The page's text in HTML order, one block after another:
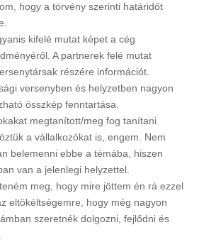
hogy a törvény szerinti határidőt
kifelé mutat képet a cég
A partnerek felé mutat
részére információt.
versenyben és helyzetben nagyon
összkép fenntartása.
megtanított/meg fog tanítani
a vállalkozókat is, engem. Nem
belemenni ebbe a témába, hiszen
van a jelenlegi helyzettel.
meg, hogy mire jöttem én rá ezzel
eltökéltségemre, hogy még nagyon
szeretnék dolgozni, fejlődni és